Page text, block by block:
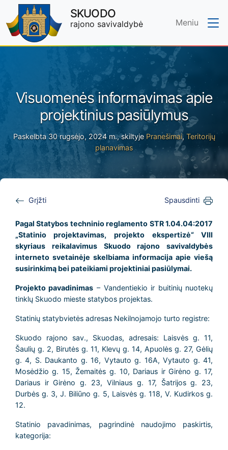
Skip to main content
SKUODO
rajono savivaldybė Meniu
Visuomenės informavimas apie
projektinius pasiūlymus
Paskelbta 30 rugsėjo, 2024 m., skiltyje Pranešimai, Teritorijų
planavimas
Grįžti Spausdinti
Pagal Statybos techninio reglamento STR 1.04.04:2017
„Statinio projektavimas, projekto ekspertizė“ VIII
skyriaus reikalavimus Skuodo rajono savivaldybės
interneto svetainėje skelbiama informacija apie viešą
susirinkimą bei pateikiami projektiniai pasiūlymai.
Projekto pavadinimas – Vandentiekio ir buitinių nuotekų
tinklų Skuodo mieste statybos projektas.
Statinių statybvietės adresas Nekilnojamojo turto registre:
Skuodo rajono sav., Skuodas, adresais: Laisvės g. 11,
Šaulių g. 2, Birutės g. 11, Klevų g. 14, Apuolės g. 27, Gėlių
g. 4, S. Daukanto g. 16, Vytauto g. 16A, Vytauto g. 41,
Mosėdžio g. 15, Žemaitės g. 10, Dariaus ir Girėno g. 17,
Dariaus ir Girėno g. 23, Vilniaus g. 17, Šatrijos g. 23,
Durbės g. 3, J. Biliūno g. 5, Laisvės g. 118, V. Kudirkos g.
12.
Statinio pavadinimas, pagrindinė naudojimo paskirtis,
kategorija: